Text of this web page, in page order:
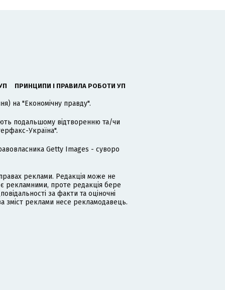
ПРИНЦИПИ І ПРАВИЛА РОБОТИ УП
на "Економічну правду".
подальшому відтворенню та/чи
Україна".
Getty Images - суворо
реклами. Редакція може не
рекламними, проте редакція бере
за факти та оціночні
зміст реклами несе рекламодавець.